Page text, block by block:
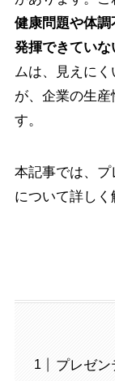
健康問題や体
発揮できていな
ムは、見えに
が、企業の生
す。
本記事では、プ
について詳しく
プレゼ